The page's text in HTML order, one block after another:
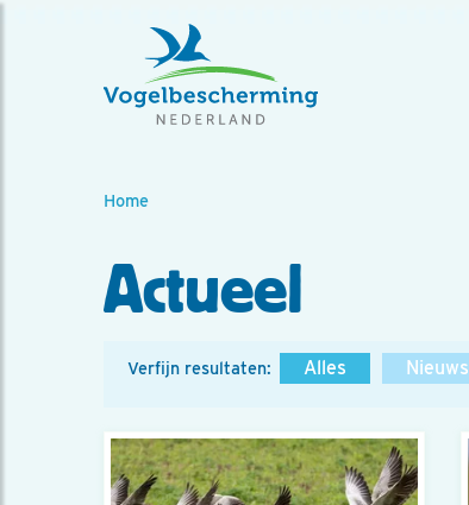
Home
Actueel
Verfijn resultaten: Alles Nieuws